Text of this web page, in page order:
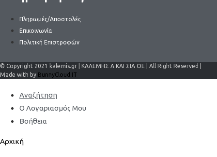
Πληρωμές/Αποστολές
Επικοινωνία
Πολιτική Επιστροφών
© Copyright 2021 kalemis.gr | ΚΑΛΕΜΗΣ Α ΚΑΙ ΣΙΑ ΟΕ | All Right Reserved |
Made with by BunnyCloud.IT
Αναζήτηση
Ο Λογαριασμός Μου
Βοήθεια
Αρχική